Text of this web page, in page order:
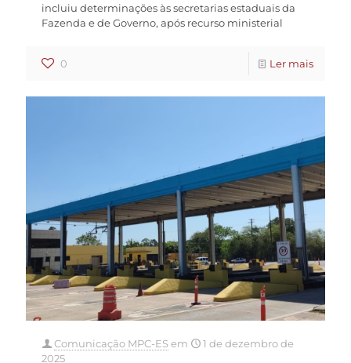
incluiu determinações às secretarias estaduais da
Fazenda e de Governo, após recurso ministerial
0 Ler mais
Comunicação MPC-ESem
1 de dezembro de
2025